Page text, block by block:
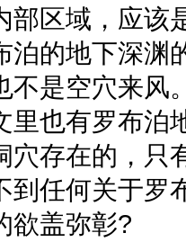
部区域，应该
泊的地下深渊
不是空穴来风。
里也有罗布泊
穴存在的，只
到任何关于罗
欲盖弥彰?